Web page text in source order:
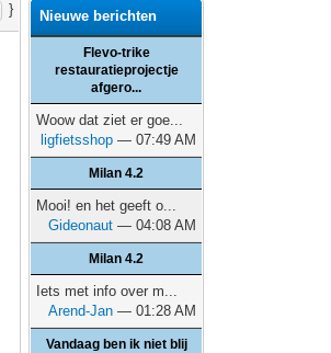
} Nieuwe berichten
Flevo-trike
restauratieprojectje
afgero...
Woow dat ziet er goe...
ligfietsshop — 07:49 AM
Milan 4.2
Mooi! en het geeft o...
Gideonaut — 04:08 AM
Milan 4.2
Iets met info over m...
Arend-Jan — 01:28 AM
Vandaag ben ik niet blij